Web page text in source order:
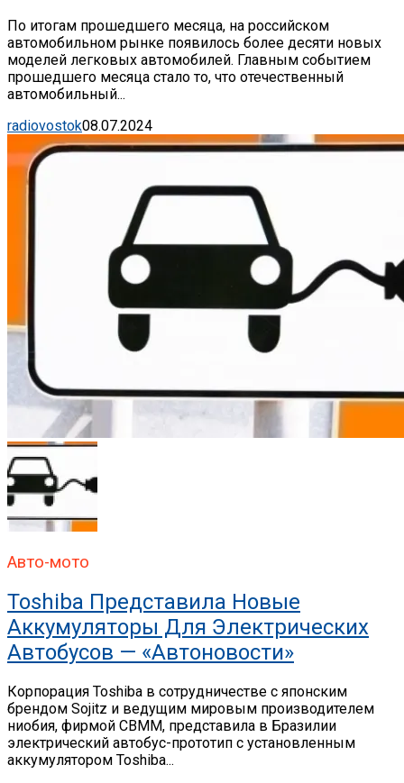
По итогам прошедшего месяца, на российском
автомобильном рынке появилось более десяти новых
моделей легковых автомобилей. Главным событием
прошедшего месяца стало то, что отечественный
автомобильный...
radiovostok08.07.2024
Авто-мото
Toshiba Представила Новые
Аккумуляторы Для Электрических
Автобусов — «Автоновости»
Корпорация Toshiba в сотрудничестве с японским
брендом Sojitz и ведущим мировым производителем
ниобия, фирмой CBMM, представила в Бразилии
электрический автобус-прототип с установленным
аккумулятором Toshiba...